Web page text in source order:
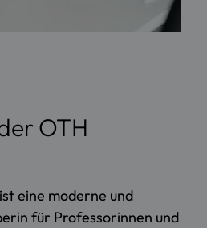
OTH
eine moderne und
für Professorinnen und